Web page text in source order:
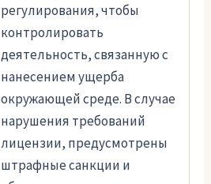
регулирования, чтобы
контролировать
деятельность, связанную с
нанесением ущерба
окружающей среде. В случае
нарушения требований
лицензии, предусмотрены
штрафные санкции и